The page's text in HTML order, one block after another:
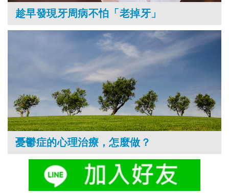
趁早發現牙周病不怕「老掉牙」
憂鬱症的心理治療，怎麼做？